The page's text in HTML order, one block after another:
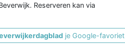
Reserveren kan via
je Google-favoriet